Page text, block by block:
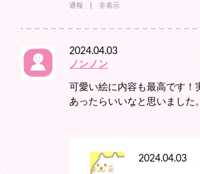
通報 非表示
2024.04.03
ノンノン
可愛い絵に内容も最高です！
あったらいいなと思いました。
2024.04.03